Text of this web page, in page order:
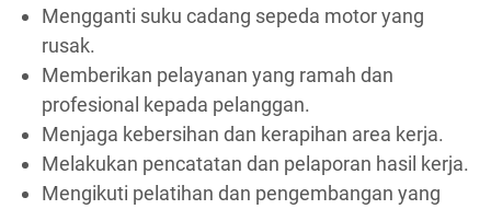
Mengganti suku cadang sepeda motor yang
rusak.
Memberikan pelayanan yang ramah dan
profesional kepada pelanggan.
Menjaga kebersihan dan kerapihan area kerja.
Melakukan pencatatan dan pelaporan hasil kerja.
Mengikuti pelatihan dan pengembangan yang